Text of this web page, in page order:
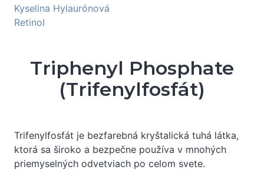
Kyselina Hylaurónová
Retinol
Triphenyl Phosphate
(Trifenylfosfát)
Trifenylfosfát je bezfarebná kryštalická tuhá látka,
ktorá sa široko a bezpečne používa v mnohých
priemyselných odvetviach po celom svete.